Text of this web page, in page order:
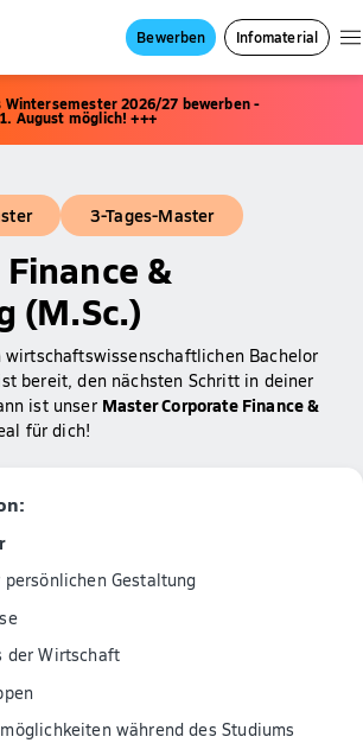
Bewerben Infomaterial
Wintersemester 2026/27 bewerben -
August möglich! +++
3-Tages-Master
&
(M.Sc.)
Bachelor
bereit, den nächsten Schritt in deiner
ist unser Master Corporate Finance &
für dich!
Gestaltung
der Wirtschaft
während des Studiums